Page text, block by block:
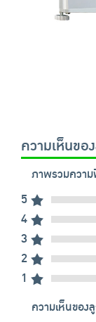
ความเห็นขอ
ภาพรวมควา
5
4
3
2
1
ความเห็นของ